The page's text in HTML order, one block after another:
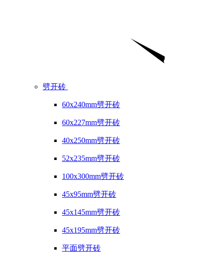
劈开砖
60x240mm劈开砖
60x227mm劈开砖
40x250mm劈开砖
52x235mm劈开砖
100x300mm劈开砖
45x95mm劈开砖
45x145mm劈开砖
45x195mm劈开砖
平面劈开砖